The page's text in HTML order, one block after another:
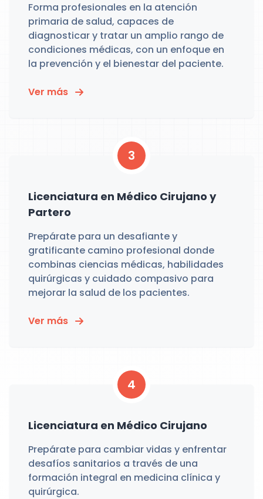
Forma profesionales en la atención
primaria de salud, capaces de
diagnosticar y tratar un amplio rango de
condiciones médicas, con un enfoque en
la prevención y el bienestar del paciente.
Ver más
3
Licenciatura en Médico Cirujano y
Partero
Prepárate para un desafiante y
gratificante camino profesional donde
combinas ciencias médicas, habilidades
quirúrgicas y cuidado compasivo para
mejorar la salud de los pacientes.
Ver más
4
Licenciatura en Médico Cirujano
Prepárate para cambiar vidas y enfrentar
desafíos sanitarios a través de una
formación integral en medicina clínica y
quirúrgica.